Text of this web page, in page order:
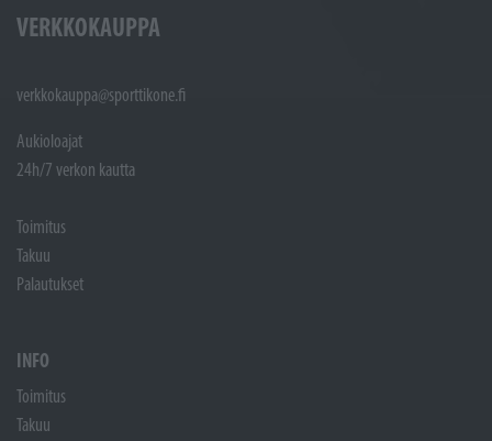
VERKKOKAUPPA
verkkokauppa@sporttikone.fi
Aukioloajat
24h/7 verkon kautta
Toimitus
Takuu
Palautukset
INFO
Toimitus
Takuu